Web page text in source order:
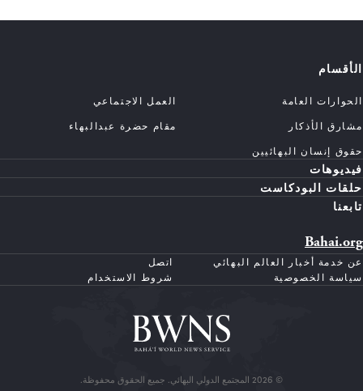
الأقسام
الحوارات العامة
العمل الاجتماعي
مشارق الأذكار
مقام حضرة عبدالبهاء
حقوق إنسان البهائيين
فيديوهات
حلقات البودكاست
تابعنا
Bahai.org
عن خدمة أخبار العالم البهائي
اتصل
سياسة الخصوصية
شروط الاستخدام
© 2026 المجتمع الدولي البهائي. جميع الحقوق محفوظة.